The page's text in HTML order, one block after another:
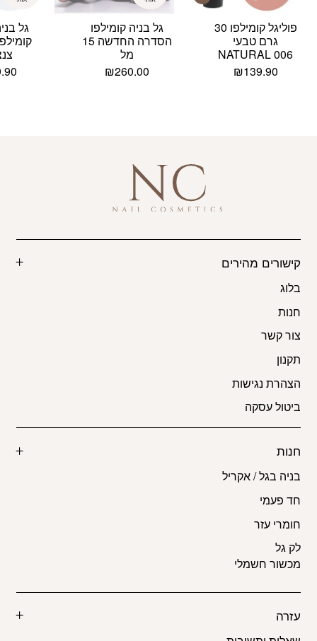
פוליגל קומילפו 30
גרם טבעי
006 NATURAL
₪139.90
גל בניה קומילפו
הסדרה החדשה 15
מל
₪260.00
גל
קישורים מהירים
בלוג
חנות
צור קשר
תקנון
הצהרת נגישות
ביטול עסקה
חנות
בניה בגל / אקריל
חד פעמי
חומרי עזר
לק גל
מכשור חשמלי
עזרה